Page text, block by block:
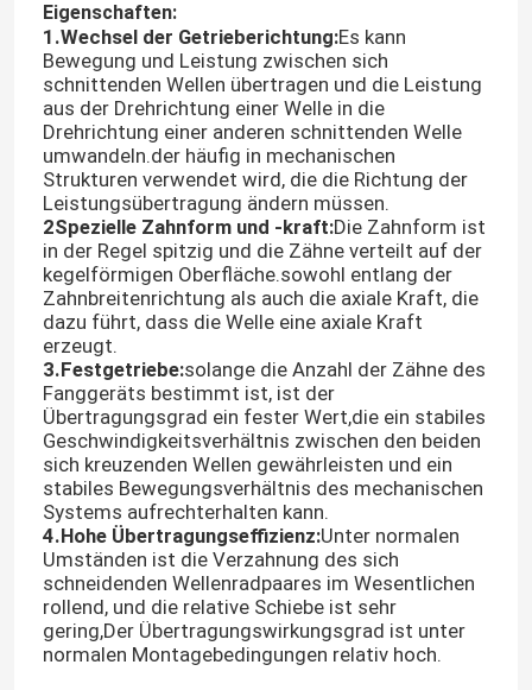
Eigenschaften:
1.Wechsel der Getrieberichtung:Es kann
Bewegung und Leistung zwischen sich
schnittenden Wellen übertragen und die Leistung
aus der Drehrichtung einer Welle in die
Drehrichtung einer anderen schnittenden Welle
umwandeln.der häufig in mechanischen
Strukturen verwendet wird, die die Richtung der
Leistungsübertragung ändern müssen.
2Spezielle Zahnform und -kraft:Die Zahnform ist
in der Regel spitzig und die Zähne verteilt auf der
kegelförmigen Oberfläche.sowohl entlang der
Zahnbreitenrichtung als auch die axiale Kraft, die
dazu führt, dass die Welle eine axiale Kraft
erzeugt.
3.Festgetriebe:solange die Anzahl der Zähne des
Fanggeräts bestimmt ist, ist der
Übertragungsgrad ein fester Wert,die ein stabiles
Geschwindigkeitsverhältnis zwischen den beiden
sich kreuzenden Wellen gewährleisten und ein
stabiles Bewegungsverhältnis des mechanischen
Systems aufrechterhalten kann.
4.Hohe Übertragungseffizienz:Unter normalen
Umständen ist die Verzahnung des sich
schneidenden Wellenradpaares im Wesentlichen
rollend, und die relative Schiebe ist sehr
gering,Der Übertragungswirkungsgrad ist unter
normalen Montagebedingungen relativ hoch.